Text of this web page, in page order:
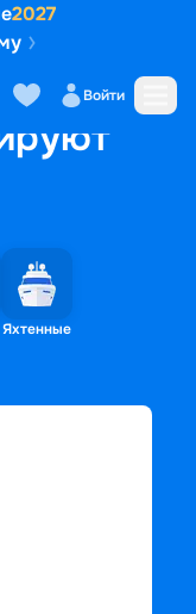
2027
Войти
Яхтенные